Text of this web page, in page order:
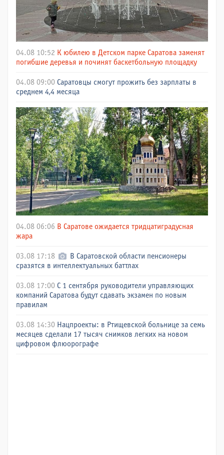
04.08 10:52 К юбилею в Детском парке Саратова заменят
погибшие деревья и починят баскетбольную площадку
04.08 09:00 Саратовцы смогут прожить без зарплаты в
среднем 4,4 месяца
04.08 06:06 В Саратове ожидается тридцатиградусная
жара
03.08 17:18
В Саратовской области пенсионеры
сразятся в интеллектуальных баттлах
03.08 17:00 С 1 сентября руководители управляющих
компаний Саратова будут сдавать экзамен по новым
правилам
03.08 14:30 Нацпроекты: в Ртищевской больнице за семь
месяцев сделали 17 тысяч снимков легких на новом
цифровом флюорографе